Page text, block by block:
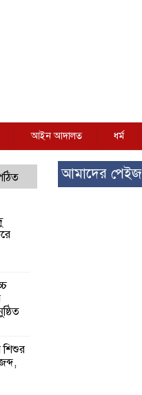
আইন আদালত ধর্ম
শিশুর
আমাদের পেইজ